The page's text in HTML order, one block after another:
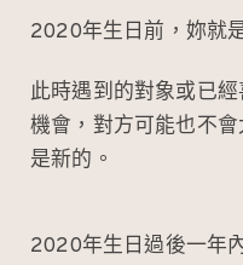
2020年生日前，妳就
此時遇到的對象或已
機會，對方可能也不
是新的。
2020年生日過後一年